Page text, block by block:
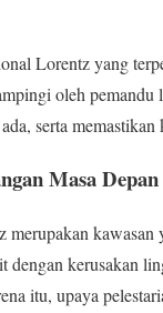
Lorentz yang
oleh
serta
Masa Depan
dengan kerusakan
itu, upaya